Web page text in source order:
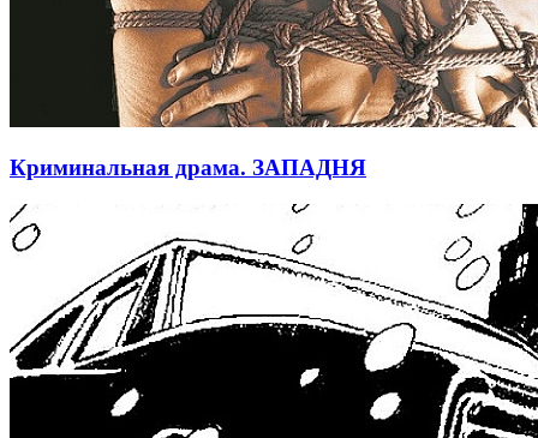
Криминальная драма. ЗАПАДНЯ